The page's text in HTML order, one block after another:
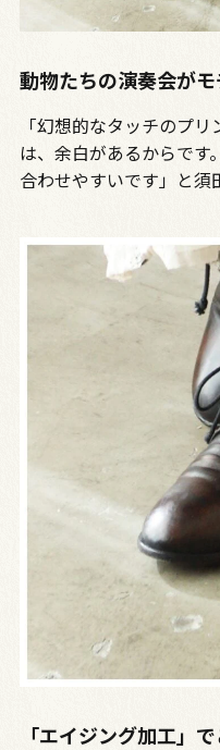
動物たちの演奏会がモ
「幻想的なタッチのプ
は、余白があるからです
合わせやすいです」と須
「エイジング加工」